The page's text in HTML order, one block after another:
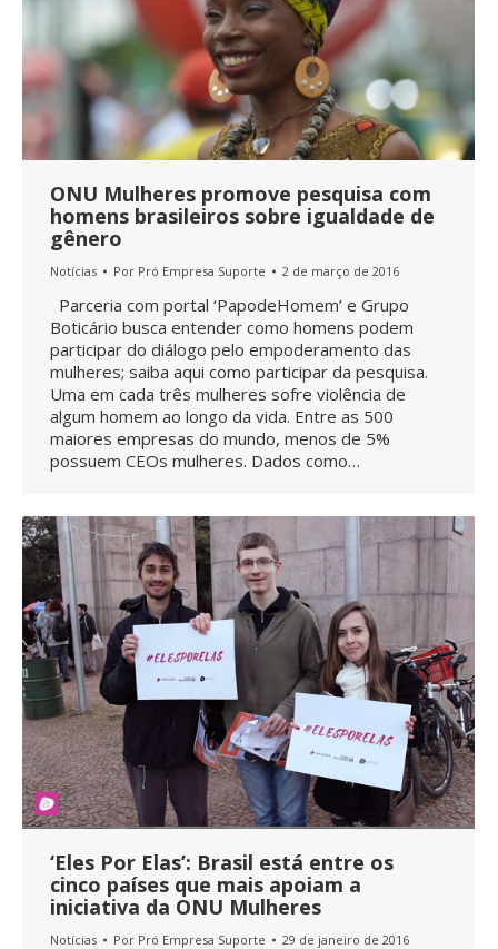
ONU Mulheres promove pesquisa com
homens brasileiros sobre igualdade de
gênero
Notícias Por Pró Empresa Suporte 2 de março de 2016
Parceria com portal ‘PapodeHomem’ e Grupo
Boticário busca entender como homens podem
participar do diálogo pelo empoderamento das
mulheres; saiba aqui como participar da pesquisa.
Uma em cada três mulheres sofre violência de
algum homem ao longo da vida. Entre as 500
maiores empresas do mundo, menos de 5%
possuem CEOs mulheres. Dados como…
‘Eles Por Elas’: Brasil está entre os
cinco países que mais apoiam a
iniciativa da ONU Mulheres
Notícias Por Pró Empresa Suporte 29 de janeiro de 2016